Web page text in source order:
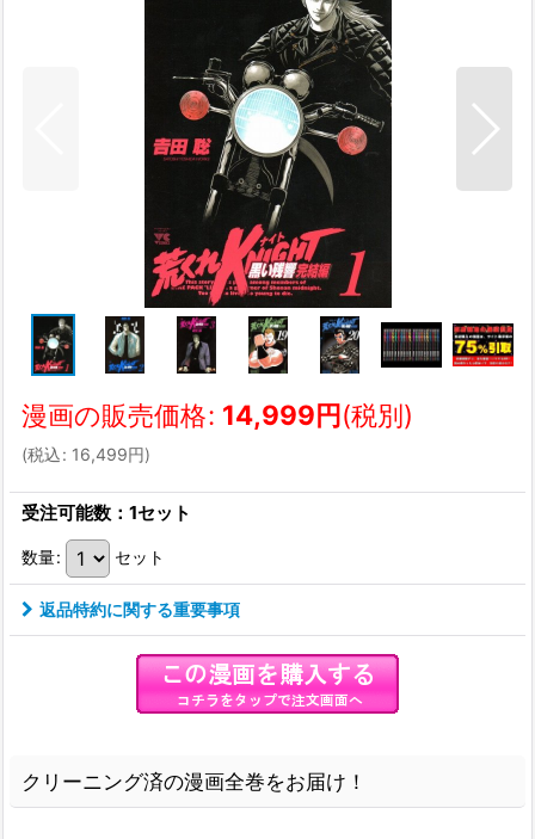
漫画の販売価格: 14,999円(税別)
(税込: 16,499円)
受注可能数：1セット
数量: セット
返品特約に関する重要事項
クリーニング済の漫画全巻をお届け！